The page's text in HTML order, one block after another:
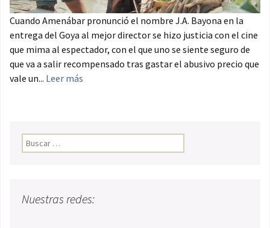
Cuando Amenábar pronunció el nombre J.A. Bayona en la
entrega del Goya al mejor director se hizo justicia con el cine
que mima al espectador, con el que uno se siente seguro de
que va a salir recompensado tras gastar el abusivo precio que
vale un... Leer más
Buscar:
Nuestras redes: